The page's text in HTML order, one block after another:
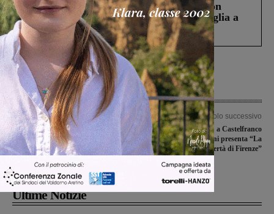
Scomparso da una struttura di Castiglion
Fiorentino l’uomo che aveva ucciso la figlia a
Levane nel 2020
Articolo precedente
Il sindaco di Reggello consegna un
attestato di riconoscimento a Dimitri
Monini e Kevin Cannoni, che
Articolo successivo
“Libri in Comune”: a Castelfranco
Riccardo Nocentini presenta “La
libertà di Firenze”
Ultime Notizie